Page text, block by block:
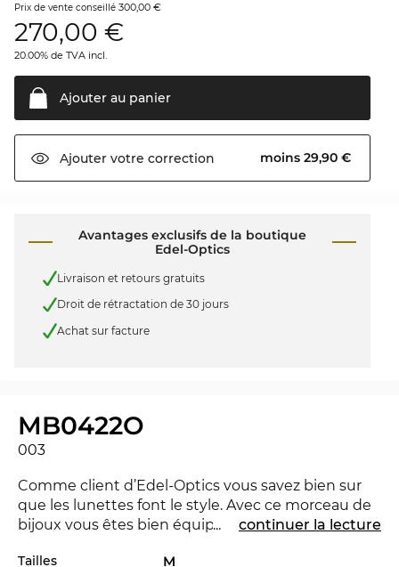
Prix de vente conseillé 300,00 €
270,00 €
20.00% de TVA incl.
Ajouter au panier
Ajouter votre correction moins 29,90 €
Avantages exclusifs de la boutique
Edel-Optics
Livraison et retours gratuits
Droit de rétractation de 30 jours
Achat sur facture
MB0422O
003
Comme client d’Edel-Optics vous savez bien sur
que les lunettes font le style. Avec ce morceau de
bijoux vous êtes bien équipé à l'Office ainsi que
dans le marché 2025, pour rester à la pointe du
... continuer la lecture
Tailles M